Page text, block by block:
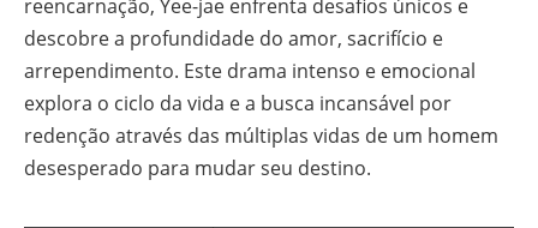
reencarnação, Yee-jae enfrenta desafios únicos e
descobre a profundidade do amor, sacrifício e
arrependimento. Este drama intenso e emocional
explora o ciclo da vida e a busca incansável por
redenção através das múltiplas vidas de um homem
desesperado para mudar seu destino.